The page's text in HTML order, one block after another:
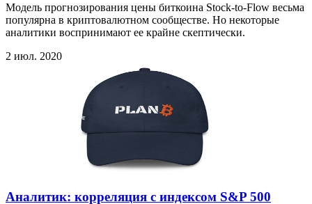
Модель прогнозирования цены биткоина Stock-to-Flow весьма
популярна в криптовалютном сообществе. Но некоторые
аналитики воспринимают ее крайне скептически.
2 июл. 2020
Аналитик: корреляция с индексом S&P 500